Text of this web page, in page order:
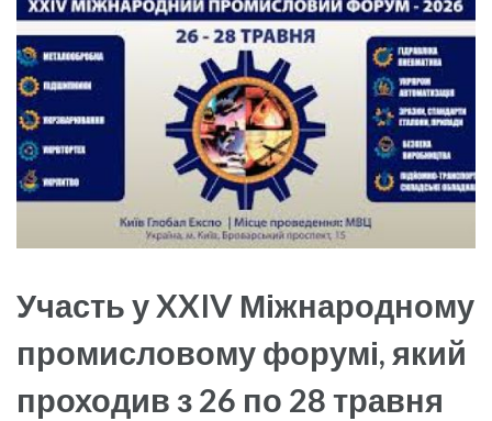
Участь у XXIV Міжнародному
промисловому форумі, який
проходив з 26 по 28 травня